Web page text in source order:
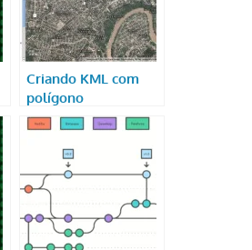
Criando KML com
polígono